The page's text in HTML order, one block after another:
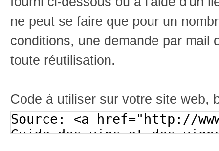
ne peut se faire que pour un
conditions, une demande par mail
toute réutilisation.
Code à utiliser sur votre site web,